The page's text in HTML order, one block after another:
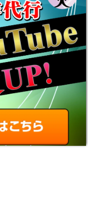
無限化・リロー
【バイオハザー
めの最強武
ル導入方法と使
リフ
ード｜アプデ